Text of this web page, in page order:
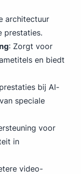
architectuur
prestaties.
: Zorgt voor
en biedt
bij AI-
speciale
voor
in
video-